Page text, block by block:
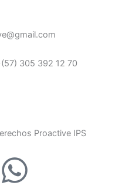
305 392 12 70
Proactive IPS
W